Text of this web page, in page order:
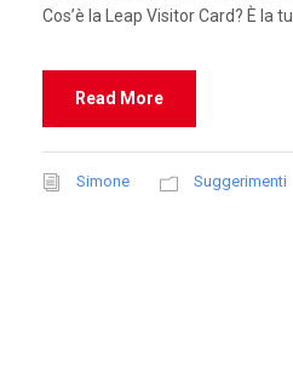
Cos’è la Leap Visitor Card? È la
Read More
Simone Suggerimenti